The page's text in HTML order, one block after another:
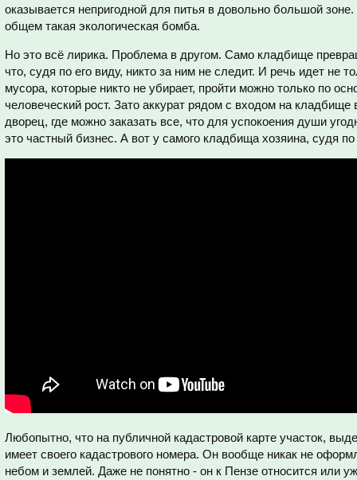
оказывается непригодной для питья в довольно большой
общем такая экологическая бомба.
Но это всё лирика. Проблема в другом. Само кладбище
что, судя по его виду, никто за ним не следит. И речь идет не
мусора, которые никто не убирает, пройти можно только по
человеческий рост. Зато аккурат рядом с входом на
дворец, где можно заказать все, что для успокоения души
это частный бизнес. А вот у самого кладбища хозяина, судя по
Любопытно, что на публичной кадастровой карте участок,
имеет своего кадастрового номера. Он вообще никак не
небом и землей. Даже не понятно - он к Пензе относится или